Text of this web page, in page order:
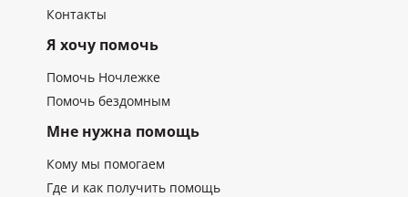
Контакты
Я хочу помочь
Помочь Ночлежке
Помочь бездомным
Мне нужна помощь
Кому мы помогаем
Где и как получить помощь